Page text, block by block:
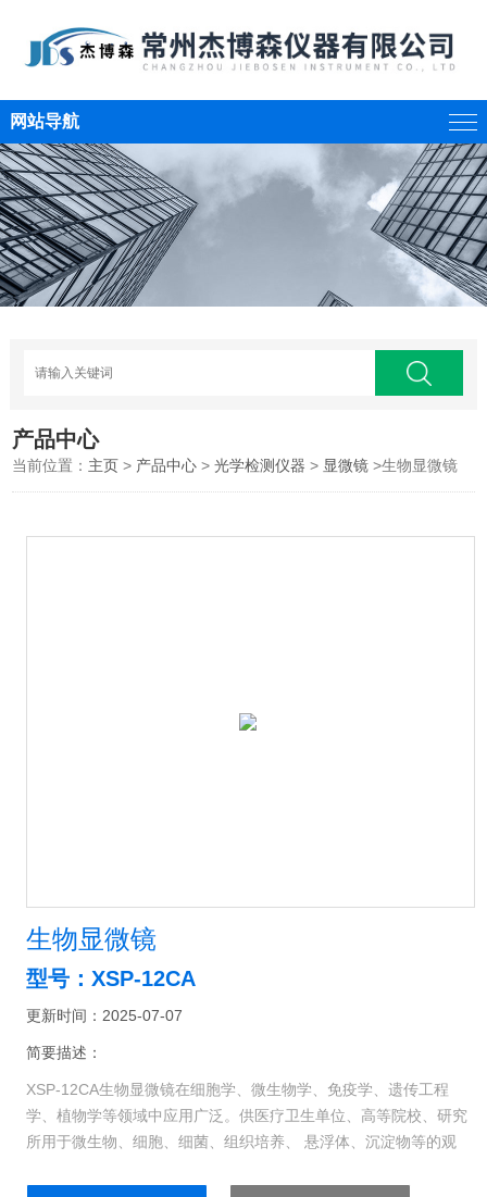
网站导航
产品中心
当前位置： 主页 > 产品中心 >光学检测仪器 > 显微镜 >生物显微镜
生物显微镜
型号：XSP-12CA
更新时间：2025-07-07
简要描述：
XSP-12CA生物显微镜在细胞学、微生物学、免疫学、遗传工程
学、植物学等领域中应用广泛。供医疗卫生单位、高等院校、研究
所用于微生物、细胞、细菌、组织培养、 悬浮体、沉淀物等的观